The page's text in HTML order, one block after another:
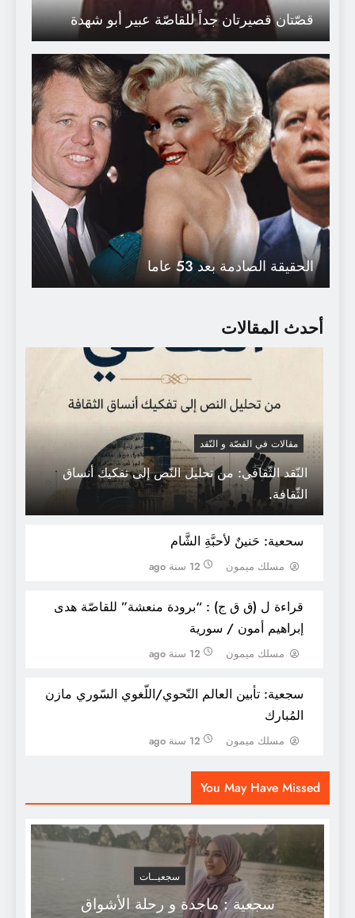
أحدث المقالات
مقالات في القصّة و النّقد
النّقد الثّقافي: من تحليل النّص إلى تفكيك أنساق
الثّقافة.
سحعية: حَنينٌ لأحبَّةِ الشَّام
مسلك ميمون 12 سنة ago
قراءة ل (ق ق ج) : “برودة منعشة” للقاصّة هدى
إبراهيم أمون / سورية
مسلك ميمون 12 سنة ago
سجعية: تأبين العالم النّحوي/اللّغوي السّوري مازن
المُبارك
مسلك ميمون 12 سنة ago
قصّتان قصيرتان جداً للقاصّة عبير أبو شهدة
الحقيقة الصادمة بعد 53 عاما
بيت بلا جذور / للكاتبة أندري شديد
You May Have Missed
سجعيــات
سجعية : ماجدة و رحلة الأشواق